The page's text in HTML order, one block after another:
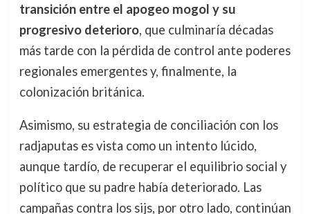
transición entre el apogeo mogol y su
progresivo deterioro, que culminaría décadas
más tarde con la pérdida de control ante poderes
regionales emergentes y, finalmente, la
colonización británica.
Asimismo, su estrategia de conciliación con los
radjaputas es vista como un intento lúcido,
aunque tardío, de recuperar el equilibrio social y
político que su padre había deteriorado. Las
campañas contra los sijs, por otro lado, continúan